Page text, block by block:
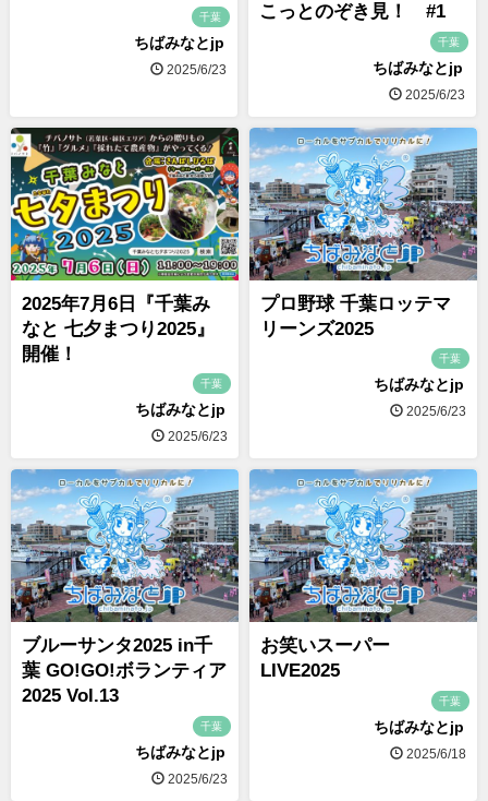
千葉
ちばみなとjp
2025/6/23
こっとのぞき見！ #1
千葉
ちばみなとjp
2025/6/23
2025年7月6日『千葉み
なと 七夕まつり2025』
開催！
千葉
ちばみなとjp
2025/6/23
プロ野球 千葉ロッテマ
リーンズ2025
千葉
ちばみなとjp
2025/6/23
ブルーサンタ2025 in千
葉 GO!GO!ボランティア
2025 Vol.13
千葉
ちばみなとjp
2025/6/23
お笑いスーパー
LIVE2025
千葉
ちばみなとjp
2025/6/18